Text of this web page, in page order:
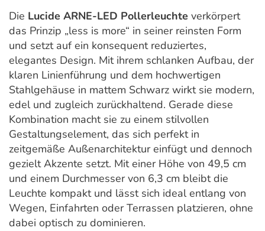
Die Lucide ARNE-LED Pollerleuchte verkörpert
das Prinzip „less is more“ in seiner reinsten Form
und setzt auf ein konsequent reduziertes,
elegantes Design. Mit ihrem schlanken Aufbau, der
klaren Linienführung und dem hochwertigen
Stahlgehäuse in mattem Schwarz wirkt sie modern,
edel und zugleich zurückhaltend. Gerade diese
Kombination macht sie zu einem stilvollen
Gestaltungselement, das sich perfekt in
zeitgemäße Außenarchitektur einfügt und dennoch
gezielt Akzente setzt. Mit einer Höhe von 49,5 cm
und einem Durchmesser von 6,3 cm bleibt die
Leuchte kompakt und lässt sich ideal entlang von
Wegen, Einfahrten oder Terrassen platzieren, ohne
dabei optisch zu dominieren.